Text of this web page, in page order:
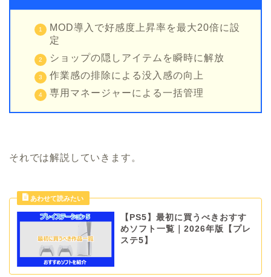
MOD導入で好感度上昇率を最大20倍に設
定
ショップの隠しアイテムを瞬時に解放
作業感の排除による没入感の向上
専用マネージャーによる一括管理
それでは解説していきます。
【PS5】最初に買うべきおすす
めソフト一覧｜2026年版【プレ
ステ5】